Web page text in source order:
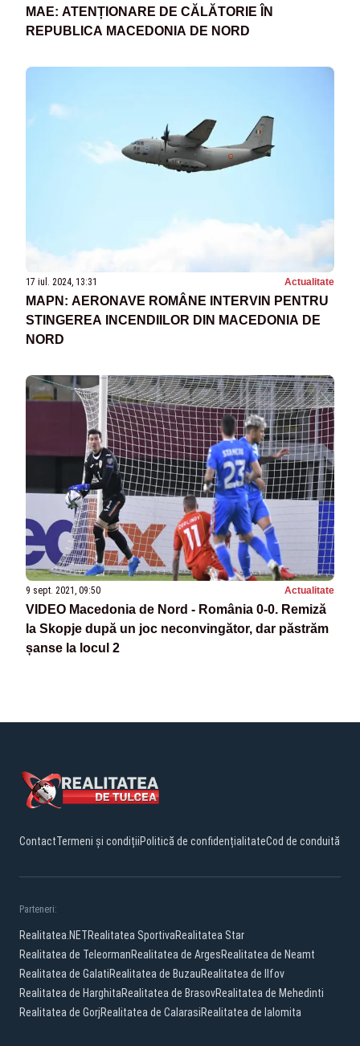
MAE: ATENȚIONARE DE CĂLĂTORIE ÎN
REPUBLICA MACEDONIA DE NORD
17 iul. 2024, 13:31 Actualitate
MAPN: AERONAVE ROMÂNE INTERVIN PENTRU
STINGEREA INCENDIILOR DIN MACEDONIA DE
NORD
9 sept. 2021, 09:50 Actualitate
VIDEO Macedonia de Nord - România 0-0. Remiză
la Skopje după un joc neconvingător, dar păstrăm
șanse la locul 2
ContactTermeni și condițiiPolitică de confidențialitateCod de conduită
Parteneri:
Realitatea.NETRealitatea SportivaRealitatea Star
Realitatea de TeleormanRealitatea de ArgesRealitatea de Neamt
Realitatea de GalatiRealitatea de BuzauRealitatea de Ilfov
Realitatea de HarghitaRealitatea de BrasovRealitatea de Mehedinti
Realitatea de GorjRealitatea de CalarasiRealitatea de Ialomita